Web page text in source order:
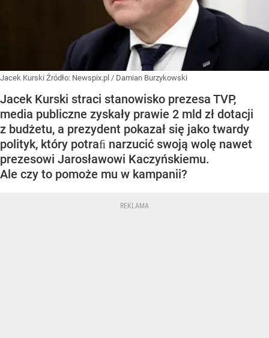
Jacek Kurski Źródło: Newspix.pl / Damian Burzykowski
Jacek Kurski straci stanowisko prezesa TVP,
media publiczne zyskały prawie 2 mld zł dotacji
z budżetu, a prezydent pokazał się jako twardy
polityk, który potraﬁ narzucić swoją wolę nawet
prezesowi Jarosławowi Kaczyńskiemu.
Ale czy to pomoże mu w kampanii?